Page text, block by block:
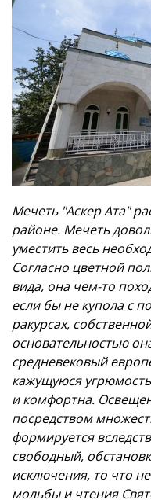
Мечеть "Аскер Ата"
районе. Мечеть
уместить весь
Согласно цветной
вида, она чем-то
если бы не купола с
ракурсах,
основательностью
средневековый
кажущуюся
и комфортна.
посредством
формируется
свободный,
исключения, то что
мольбы и чтения